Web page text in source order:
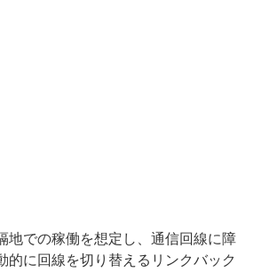
での稼働を想定し、通信回線に障
的に回線を切り替えるリンクバック